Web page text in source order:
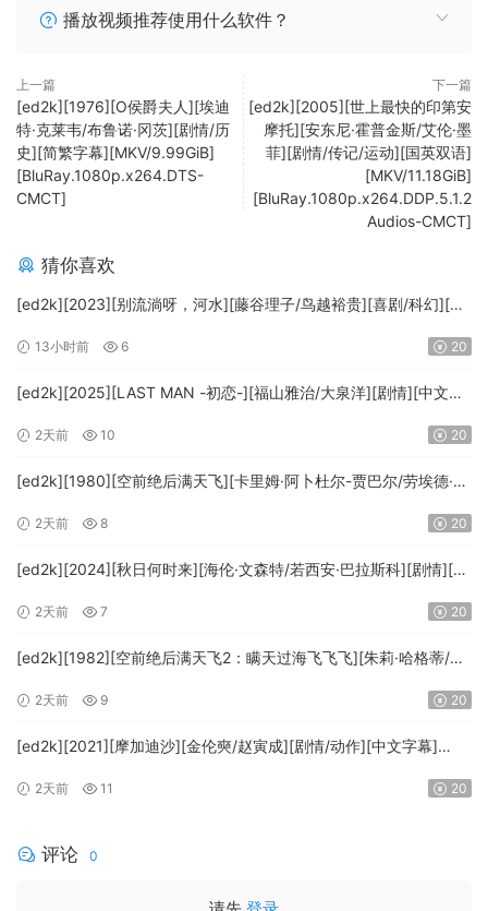
播放视频推荐使用什么软件？
上一篇
[ed2k][1976][O侯爵夫人][埃迪
特·克莱韦/布鲁诺·冈茨][剧情/历
史][简繁字幕][MKV/9.99GiB]
[BluRay.1080p.x264.DTS-
CMCT]
下一篇
[ed2k][2005][世上最快的印第安
摩托][安东尼·霍普金斯/艾伦·墨
菲][剧情/传记/运动][国英双语]
[MKV/11.18GiB]
[BluRay.1080p.x264.DDP.5.1.2
Audios-CMCT]
猜你喜欢
[ed2k][2023][别流淌呀，河水][藤谷理子/鸟越裕贵][喜剧/科幻][中
13小时前 6 20
[ed2k][2025][LAST MAN -初恋-][福山雅治/大泉洋][剧情][中文字
2天前 10 20
[ed2k][1980][空前绝后满天飞][卡里姆·阿卜杜尔-贾巴尔/劳埃德·布
HD.MA5.1.x265.10bit-BeiTai]
2天前 8 20
[ed2k][2024][秋日何时来][海伦·文森特/若西安·巴拉斯科][剧情][中
FRDS]
2天前 7 20
[ed2k][1982][空前绝后满天飞2：瞒天过海飞飞飞][朱莉·哈格蒂/罗
[1080p.BluRay.x264.DTS-WiKi]
2天前 9 20
[ed2k][2021][摩加迪沙][金伦奭/赵寅成][剧情/动作][中文字幕]
2天前 11 20
评论 0